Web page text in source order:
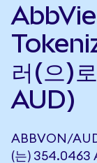
러(으)
AUD)
ABBVON/
(는) 354.0463